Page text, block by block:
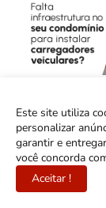
Esse Blog
Este site utiliza
personalizar
garantir e
você concorda
Aceitar !